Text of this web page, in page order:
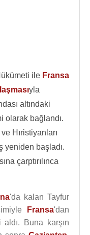
ile Fransa
yla
altındaki
olarak bağlandı.
Hıristiyanları
yeniden başladı.
çarptırılınca
'da kalan Tayfur
Fransa'dan
Buna karşın